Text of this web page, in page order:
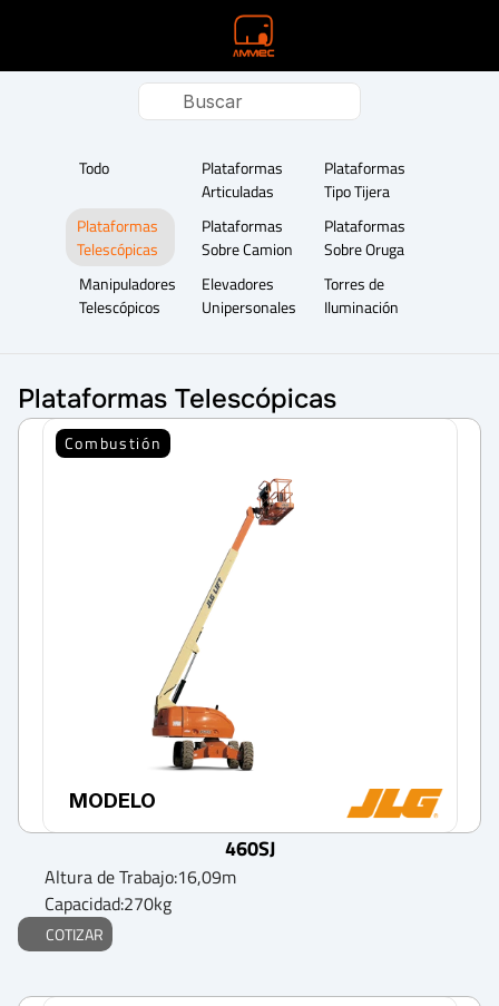
Buscar
Todo
Plataformas
Articuladas
Plataformas
Tipo Tijera
Plataformas
Telescópicas
Plataformas
Sobre Camion
Plataformas
Sobre Oruga
Manipuladores
Telescópicos
Elevadores
Unipersonales
Torres de
Iluminación
Plataformas Telescópicas
Combustión
MODELO
460SJ
Altura de Trabajo:16,09m
Capacidad:270kg
COTIZAR